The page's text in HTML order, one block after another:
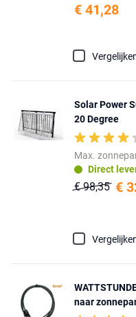
€ 41,28
Solar Power
20 Degree
Max.
Direct
€ 98,35 €
naar